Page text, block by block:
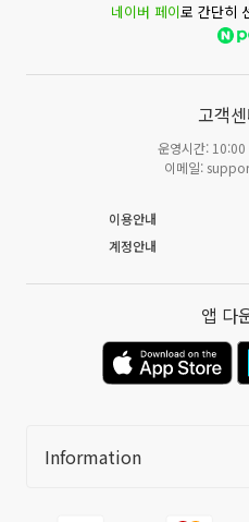
네이버 페이로 간단히
고객
운영시간:
이메일:
이용안내
계정안내
앱 다
Information